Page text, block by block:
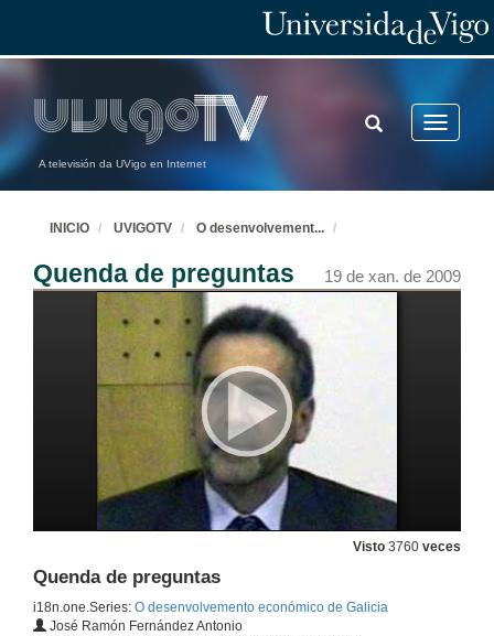
A televisión da UVigo en Internet
Toggle
TOGGLE
SEARCH
INICIO UVIGOTV O desenvolvement...
Quenda de preguntas 19 de xan. de 2009
Visto 3760 veces
Quenda de preguntas
i18n.one.Series: O desenvolvemento económico de Galicia
José Ramón Fernández Antonio